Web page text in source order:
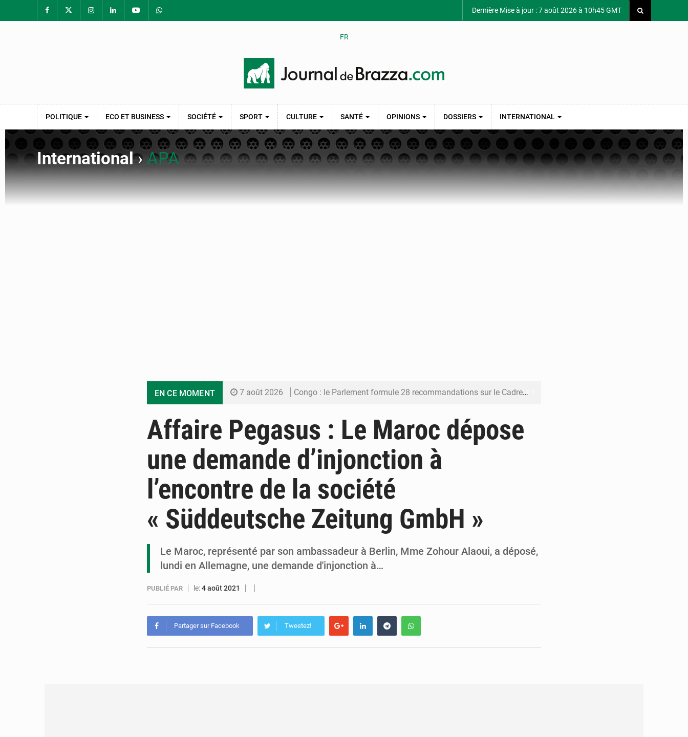
Dernière Mise à jour : 7 août 2026 à 10h45 GMT
FR
POLITIQUE ECO ET BUSINESS SOCIÉTÉ SPORT CULTURE SANTÉ OPINIONS DOSSIERS INTERNATIONAL
International›APA
EN CE MOMENT 7 août 2026 Congo : le Parlement formule 28 recommandations sur le Cadre budgétaire 2027-2029
7 août 2026 Congo : la Grande foire agricole pour renforcer la souveraineté alimentaire
7 août 2026 Congo-RDC : Brazzaville et Kinshasa renforcent leur coopération en faveur de la jeunesse
6 août 2026 Le Congo se dote d’un programme national pour valoriser les produits forestiers non ligneux
Affaire Pegasus : Le Maroc dépose
une demande d’injonction à
l’encontre de la société
« Süddeutsche Zeitung GmbH »
Le Maroc, représenté par son ambassadeur à Berlin, Mme Zohour Alaoui, a déposé,
lundi en Allemagne, une demande d'injonction à…
PUBLIÉ PAR le:4 août 2021
Partager sur Facebook Tweetez!